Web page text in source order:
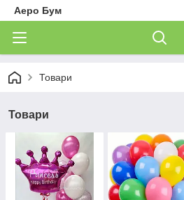
Аеро Бум
Товари
Товари